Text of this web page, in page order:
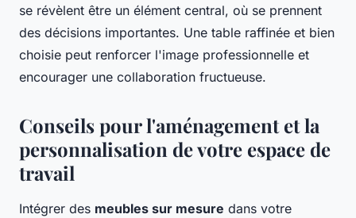
se révèlent être un élément central, où se prennent
des décisions importantes. Une table raffinée et bien
choisie peut renforcer l'image professionnelle et
encourager une collaboration fructueuse.
Conseils pour l'aménagement et la
personnalisation de votre espace de
travail
Intégrer des meubles sur mesure dans votre